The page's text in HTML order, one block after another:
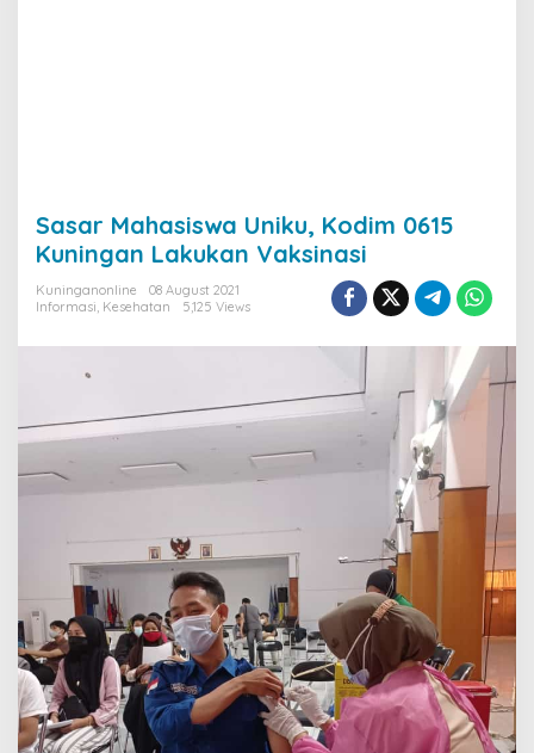
Sasar Mahasiswa Uniku, Kodim 0615
Kuningan Lakukan Vaksinasi
Kuninganonline
08 August 2021
Informasi, Kesehatan 5,125 Views